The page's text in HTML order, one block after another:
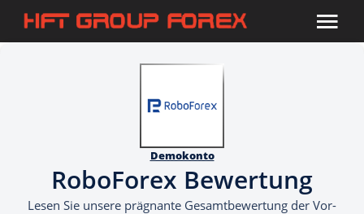
Demokonto
RoboForex Bewertung
Lesen Sie unsere prägnante Gesamtbewertung der Vor-